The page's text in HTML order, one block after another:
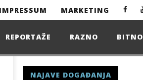
IMPRESSUM MARKETING
REPORTAŽE RAZNO BITNO
NAJAVE DOGAĐANJA